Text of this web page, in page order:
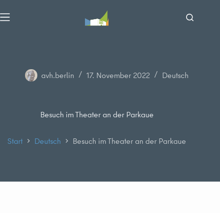
Inhalt
avh.berlin 17. November 2022 Deutsch
Besuch im Theater an der Parkaue
Start Deutsch Besuch im Theater an der Parkaue